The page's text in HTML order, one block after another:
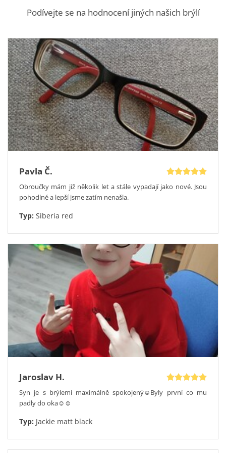
oblíbená akce 1+1 druhé brýle zdarma platí i na modely z
Styl: Elegantní, Byznys, Ležérní, Klasické
Typ rámu: Celorám
Velikost: L - větší 55-17-145
Vychytávky: Flexi pant
Podívejte se na hodnocení jiných našich brýlí
Pavla Č.
Obroučky mám již několik let a stále vypadají jako nové. Jsou
pohodlné a lepší jsme zatím nenašla.
Typ: Siberia red
Jaroslav H.
Syn je s brýlemi maximálně spokojený☺️Byly první co mu
padly do oka☺️☺️
Typ: Jackie matt black